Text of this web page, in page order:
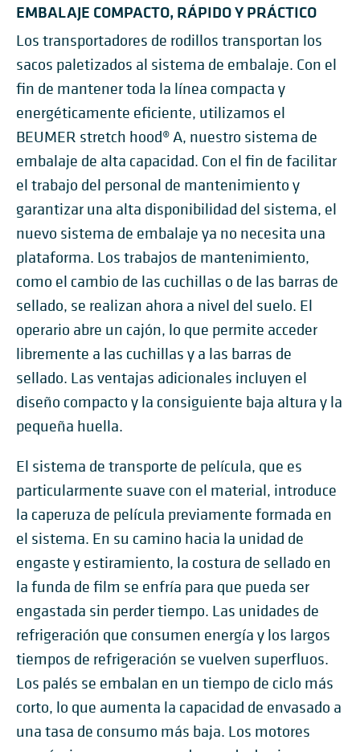
EMBALAJE COMPACTO, RÁPIDO Y PRÁCTICO
Los transportadores de rodillos transportan los
sacos paletizados al sistema de embalaje. Con el
fin de mantener toda la línea compacta y
energéticamente eficiente, utilizamos el
BEUMER stretch hood® A, nuestro sistema de
embalaje de alta capacidad. Con el fin de facilitar
el trabajo del personal de mantenimiento y
garantizar una alta disponibilidad del sistema, el
nuevo sistema de embalaje ya no necesita una
plataforma. Los trabajos de mantenimiento,
como el cambio de las cuchillas o de las barras de
sellado, se realizan ahora a nivel del suelo. El
operario abre un cajón, lo que permite acceder
libremente a las cuchillas y a las barras de
sellado. Las ventajas adicionales incluyen el
diseño compacto y la consiguiente baja altura y la
pequeña huella.
El sistema de transporte de película, que es
particularmente suave con el material, introduce
la caperuza de película previamente formada en
el sistema. En su camino hacia la unidad de
engaste y estiramiento, la costura de sellado en
la funda de film se enfría para que pueda ser
engastada sin perder tiempo. Las unidades de
refrigeración que consumen energía y los largos
tiempos de refrigeración se vuelven superfluos.
Los palés se embalan en un tiempo de ciclo más
corto, lo que aumenta la capacidad de envasado a
una tasa de consumo más baja. Los motores